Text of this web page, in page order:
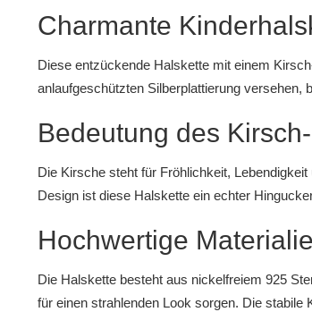
Charmante
Diese entzückende Halskette mit einem
anlaufgeschützten Silberplattierung versehen,
Bedeutung des
Die Kirsche steht für Fröhlichkeit,
Design ist diese Halskette ein echter
Hochwertige
Die Halskette besteht aus nickelfreiem 925
für einen strahlenden Look sorgen. Die